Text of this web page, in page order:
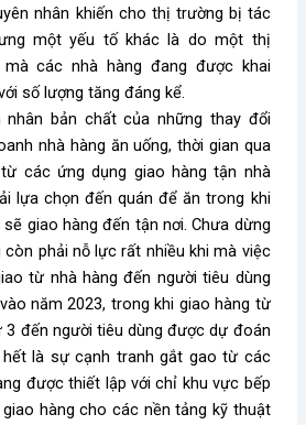
nhân khiến cho thị trường bị tác
một yếu tố khác là do một thị
các nhà hàng đang được khai
số lượng tăng đáng kể.
nhân bản chất của những thay đổi
nhà hàng ăn uống, thời gian qua
các ứng dụng giao hàng tận nhà
lựa chọn đến quán để ăn trong khi
giao hàng đến tận nơi. Chưa dừng
phải nỗ lực rất nhiều khi mà việc
từ nhà hàng đến người tiêu dùng
năm 2023, trong khi giao hàng từ
3 đến người tiêu dùng được dự đoán
là sự cạnh tranh gắt gao từ các
được thiết lập với chỉ khu vực bếp
hàng cho các nền tảng kỹ thuật